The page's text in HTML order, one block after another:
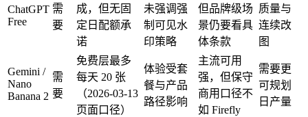
ChatGPT
Free
需
要
成，但无固
定日配额承
诺
未强调强
制可见水
印策略
但品牌级场
景仍要看具
体条款
质量与
连续改
图
Gemini /
Nano
Banana 2
需
要
免费层最多
每天 20 张
（2026-03-13
页面口径）
体验受套
餐与产品
路径影响
主流可用
强，但保守
商用口径不
如 Firefly
需要更
可规划
日产量